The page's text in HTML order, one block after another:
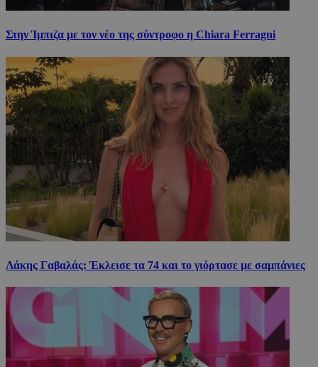
Στην Ίμπιζα με τον νέο της σύντροφο η Chiara Ferragni
Λάκης Γαβαλάς: Έκλεισε τα 74 και το γιόρτασε με σαμπάνιες